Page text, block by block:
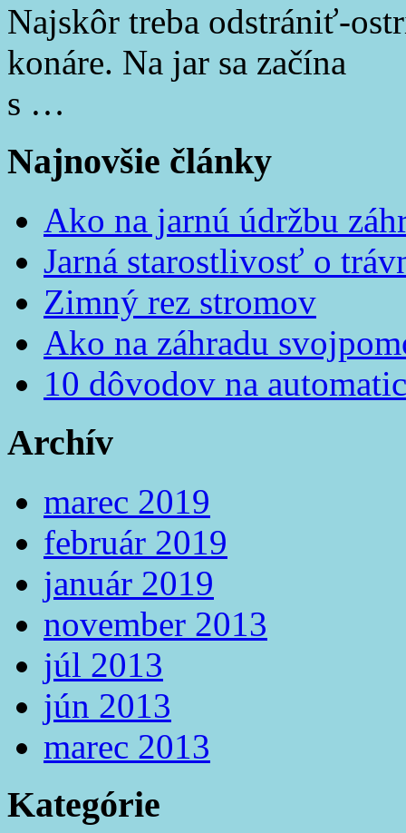
Najskôr treba odstrániť-
konáre. Na jar sa začína
s …
Najnovšie články
Ako na jarnú údržbu
Jarná starostlivosť o
Zimný rez stromov
Ako na záhradu
10 dôvodov na
Archív
marec 2019
február 2019
január 2019
november 2013
júl 2013
jún 2013
marec 2013
Kategórie